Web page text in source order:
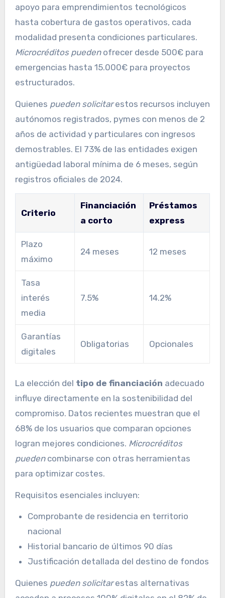
apoyo para emprendimientos tecnológicos
hasta cobertura de gastos operativos, cada
modalidad presenta condiciones particulares.
Microcréditos puedenofrecer desde 500€ para
emergencias hasta 15.000€ para proyectos
estructurados.
Quienes pueden solicitarestos recursos incluyen
autónomos registrados, pymes con menos de 2
años de actividad y particulares con ingresos
demostrables. El 73% de las entidades exigen
antigüedad laboral mínima de 6 meses, según
registros oficiales de 2024.
Criterio
Financiación
a corto
Préstamos
express
Plazo
máximo
24 meses 12 meses
Tasa
interés
media
7.5% 14.2%
Garantías
digitales
Obligatorias Opcionales
La elección del tipo de financiación adecuado
influye directamente en la sostenibilidad del
compromiso. Datos recientes muestran que el
68% de los usuarios que comparan opciones
logran mejores condiciones. Microcréditos
puedencombinarse con otras herramientas
para optimizar costes.
Requisitos esenciales incluyen:
Comprobante de residencia en territorio
nacional
Historial bancario de últimos 90 días
Justificación detallada del destino de fondos
Quienes pueden solicitarestas alternativas